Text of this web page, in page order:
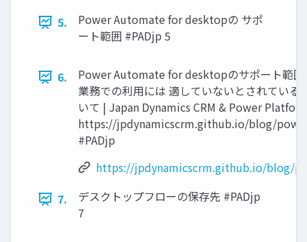
5.
Power Automate for desktopの サポ
ート範囲 #PADjp 5
6.
Power Automate for desktopのサポート範囲
業務での利用には 適していないとされてい
いて | Japan Dynamics CRM & Power
https://jpdynamicscrm.github.io/blog/
#PADjp
https://jpdynamicscrm.github.io/blog/
7.
デスクトップフローの保存先 #PADjp
7